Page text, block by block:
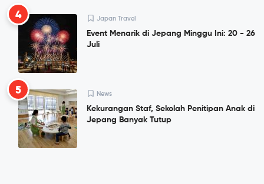
4 Japan Travel
Event Menarik di Jepang Minggu Ini: 20 - 26
Juli
5 News
Kekurangan Staf, Sekolah Penitipan Anak di
Jepang Banyak Tutup